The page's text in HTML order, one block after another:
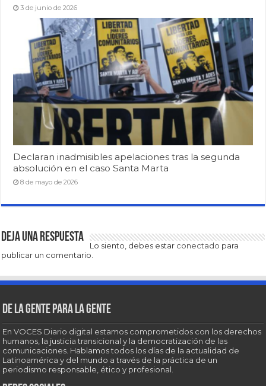
3 de junio de 2026
Declaran inadmisibles apelaciones tras la segunda
absolución en el caso Santa Marta
8 de mayo de 2026
Deja una respuesta
Lo siento, debes estar conectado para
publicar un comentario.
De la gente para la gente
En VOCES Diario digital estamos comprometidos con los derechos
humanos, la justicia transicional y la democratización de las
comunicaciones. Hablamos todos los días de la actualidad de
Latinoamérica y del mundo a través de la práctica de un
periodismo responsable, ético y profesional.